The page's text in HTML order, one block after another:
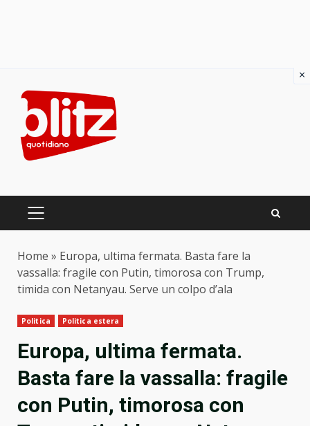
content
PRIMARY
Home » Europa, ultima fermata. Basta fare la
vassalla: fragile con Putin, timorosa con Trump,
timida con Netanyau. Serve un colpo d’ala
Politica Politica estera
Europa, ultima fermata.
Basta fare la vassalla: fragile
con Putin, timorosa con
×